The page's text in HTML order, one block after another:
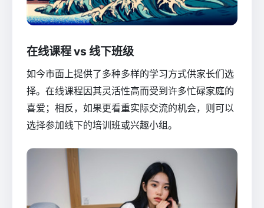
在线课程 vs 线下班级
如今市面上提供了多种多样的学习方式供家长们选
择。在线课程因其灵活性高而受到许多忙碌家庭的
喜爱；相反，如果更看重实际交流的机会，则可以
选择参加线下的培训班或兴趣小组。